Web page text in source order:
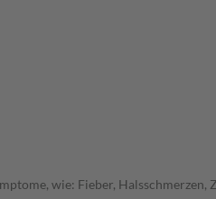
wie: Fieber, Halsschmerzen,